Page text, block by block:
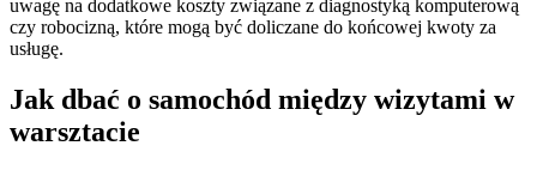
uwagę na dodatkowe koszty związane z diagnostyką komputerową
czy robocizną, które mogą być doliczane do końcowej kwoty za
usługę.
Jak dbać o samochód między wizytami w
warsztacie